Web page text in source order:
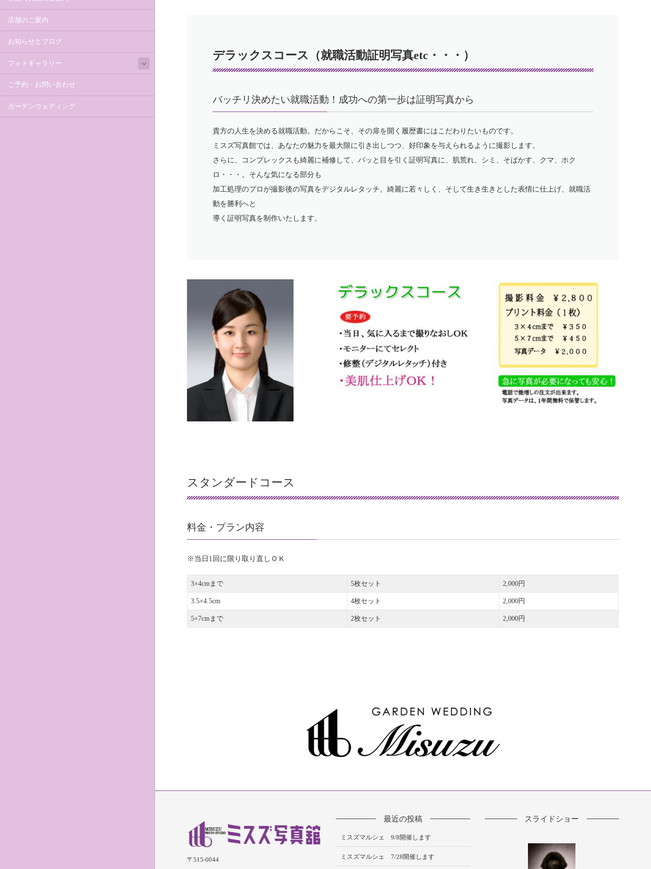
店舗のご案内
お知らせとブログ
フォトギャラリー
ご予約・お問い合わせ
ガーデンウェディング
デラックスコース（就職活動証明写真etc・・・）
バッチリ決めたい就職活動！成功への第一歩は証明写真から
貴方の人生を決める就職活動。だからこそ、その扉を開く履歴書にはこだわりたいものです。
ミスズ写真館では、あなたの魅力を最大限に引き出しつつ、好印象を与えられるように撮影します。
さらに、コンプレックスも綺麗に補修して、パッと目を引く証明写真に、肌荒れ、シミ、そばかす、クマ、ホク
ロ・・・。そんな気になる部分も
加工処理のプロが撮影後の写真をデジタルレタッチ。綺麗に若々しく、そして生き生きとした表情に仕上げ、就職活
動を勝利へと
導く証明写真を制作いたします。
スタンダードコース
料金・プラン内容
※当日1回に限り取り直しＯＫ
3×4cmまで 5枚セット 2,000円
3.5×4.5cm 4枚セット 2,000円
5×7cmまで 2枚セット 2,000円
〒515-0044
最近の投稿
ミスズマルシェ 9/8開催します
ミスズマルシェ 7/28開催します
スライドショー